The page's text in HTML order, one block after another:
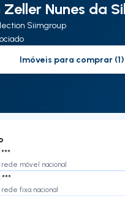
Zeller Nunes da
Siimgroup
to-buy-listing
Imóveis para comprar (1)
***
móvel nacional
***
rede fixa nacional